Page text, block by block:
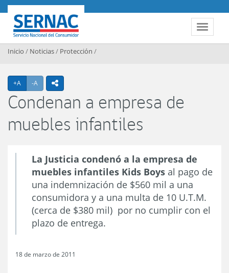
Contenido principal
Toggle
SERNAC
Inicio / Noticias/ Protección /
+A Agrandar texto
-A Achicar textoicono compartir
Condenan a empresa de
muebles infantiles
La Justicia condenó a la empresa de
muebles infantiles Kids Boys al pago de
una indemnización de $560 mil a una
consumidora y a una multa de 10 U.T.M.
(cerca de $380 mil) por no cumplir con el
plazo de entrega.
18 de marzo de 2011